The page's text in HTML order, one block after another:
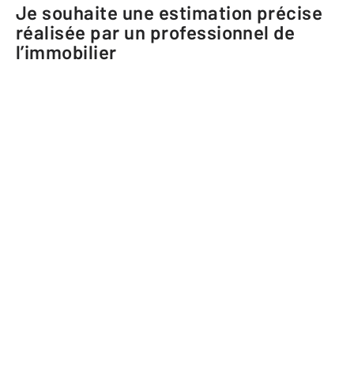
Je souhaite une estimation précise
réalisée par un professionnel de
l’immobilier